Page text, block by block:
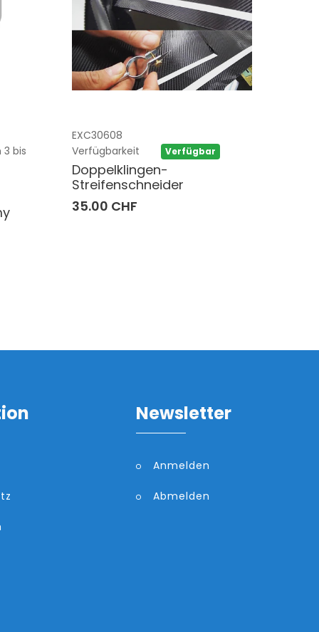
3 bis
EXC30608
Verfügbarkeit
Verfügbar
Doppelklingen-
Streifenschneider
35.00 CHF
Newsletter
Anmelden
Abmelden